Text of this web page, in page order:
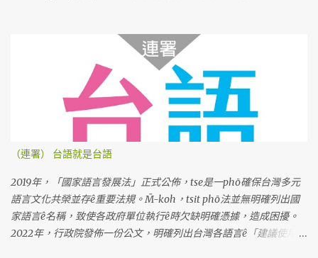
（連署） 台語就是台語
2019年，「國家語言發展法」正式公佈，tse是一phō確保台灣多元
語言文化共榮並存ê重要法規。M̄-koh，tsit phō法並無明確列出國
家語言ê名稱，致使各政府單位執行ê時欠缺明確憑據，造成困擾。
2022年，行政院發佈一份公文，明確列出台灣各語言ê「建議使用名